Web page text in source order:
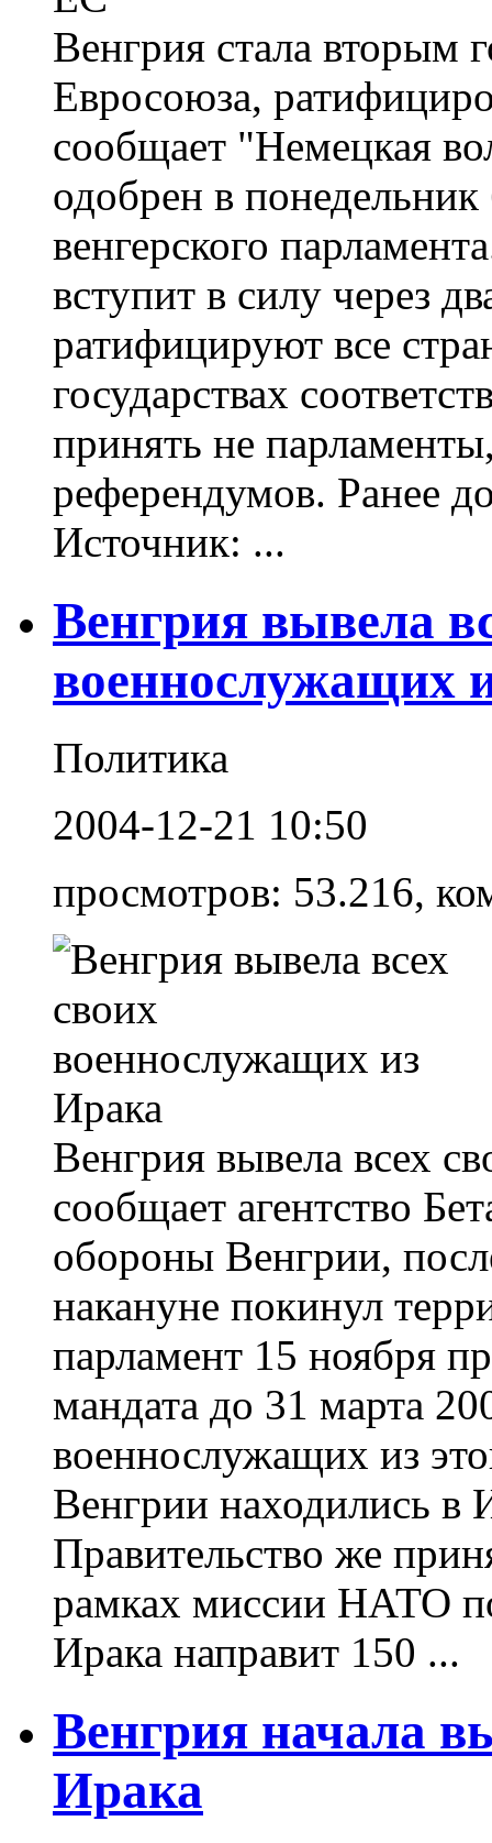
Венгрия стала вторым
Евросоюза,
сообщает "Немецкая
одобрен в
венгерского
вступит в силу через
ратифицируют все
государствах
принять не
референдумов. Ранее
Источник: ...
Венгрия вывела
военнослужащих
Политика
2004-12-21 10:50
просмотров: 53.216,
Венгрия вывела всех
сообщает агентство
обороны Венгрии,
накануне покинул
парламент 15 ноября
мандата до 31 марта
военнослужащих из
Венгрии находились в
Правительство же
рамках миссии НАТО
Ирака направит 150 ...
Венгрия начала
Ирака